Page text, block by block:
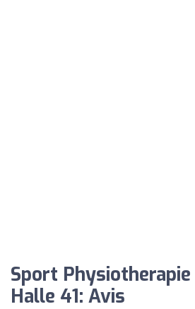
Sport
Halle 41: Avis